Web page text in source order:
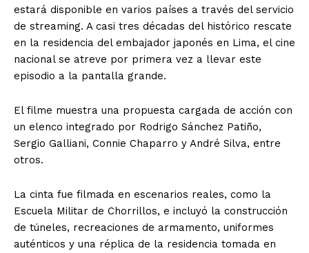
estará disponible en varios países a través del servicio
de streaming. A casi tres décadas del histórico rescate
en la residencia del embajador japonés en Lima, el cine
nacional se atreve por primera vez a llevar este
episodio a la pantalla grande.
El filme muestra una propuesta cargada de acción con
un elenco integrado por Rodrigo Sánchez Patiño,
Sergio Galliani, Connie Chaparro y André Silva, entre
otros.
La cinta fue filmada en escenarios reales, como la
Escuela Militar de Chorrillos, e incluyó la construcción
de túneles, recreaciones de armamento, uniformes
auténticos y una réplica de la residencia tomada en